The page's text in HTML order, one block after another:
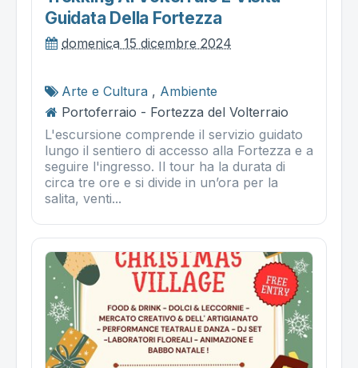
Guidata Della Fortezza
domenica 15 dicembre 2024
Arte e Cultura , Ambiente
Portoferraio - Fortezza del Volterraio
L'escursione comprende il servizio guidato
lungo il sentiero di accesso alla Fortezza e a
seguire l'ingresso. Il tour ha la durata di
circa tre ore e si divide in un’ora per la
salita, venti...